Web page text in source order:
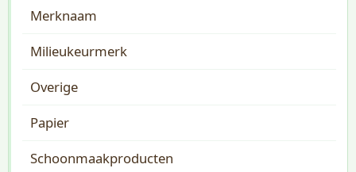
Merknaam
Milieukeurmerk
Overige
Papier
Schoonmaakproducten